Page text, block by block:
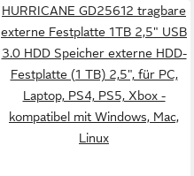
HURRICANE GD25612 tragbare
externe Festplatte 1TB 2,5" USB
3.0 HDD Speicher externe HDD-
Festplatte (1 TB) 2,5", für PC,
Laptop, PS4, PS5, Xbox -
kompatibel mit Windows, Mac,
Linux